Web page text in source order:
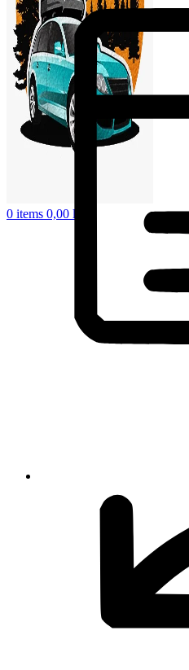
0 items 0,00 lei